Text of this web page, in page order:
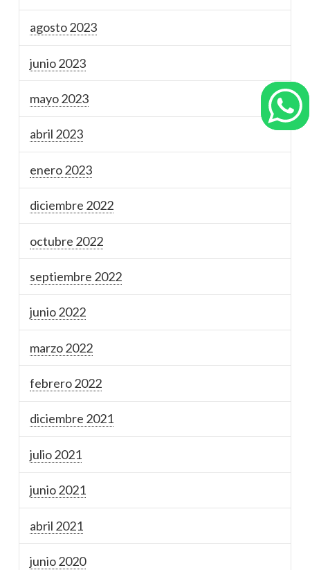
agosto 2023
junio 2023
mayo 2023
abril 2023
enero 2023
diciembre 2022
octubre 2022
septiembre 2022
junio 2022
marzo 2022
febrero 2022
diciembre 2021
julio 2021
junio 2021
abril 2021
junio 2020